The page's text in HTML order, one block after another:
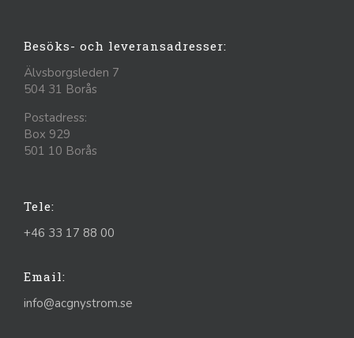
Besöks- och leveransadresser:
Älvsborgsleden 7
504 31 Borås
Postadress:
Box 929
501 10 Borås
Tele:
+46 33 17 88 00
Email:
info@acgnystrom.se